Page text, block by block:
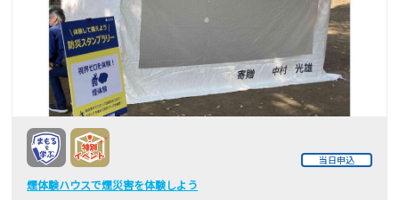
当日申込
煙体験ハウスで煙災害を体験しよう